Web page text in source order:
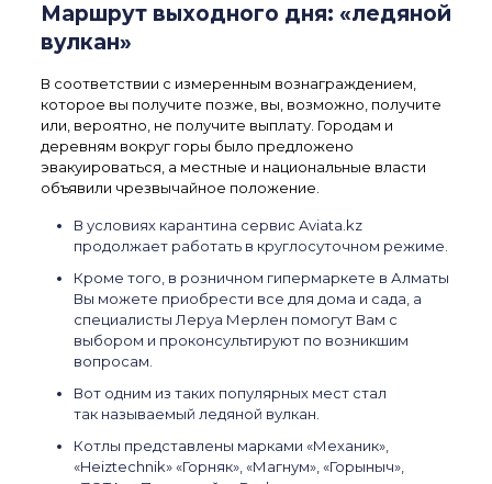
Маршрут выходного дня: «ледяной
вулкан»
В соответствии с измеренным вознаграждением,
которое вы получите позже, вы, возможно, получите
или, вероятно, не получите выплату. Городам и
деревням вокруг горы было предложено
эвакуироваться, а местные и национальные власти
объявили чрезвычайное положение.
В условиях карантина сервис Aviata.kz
продолжает работать в круглосуточном режиме.
Кроме того, в розничном гипермаркете в Алматы
Вы можете приобрести все для дома и сада, а
специалисты Леруа Мерлен помогут Вам с
выбором и проконсультируют по возникшим
вопросам.
Вот одним из таких популярных мест стал
так называемый ледяной вулкан.
Котлы представлены марками «Механик»,
«Heiztechnik» «Горняк», «Магнум», «Горыныч»,